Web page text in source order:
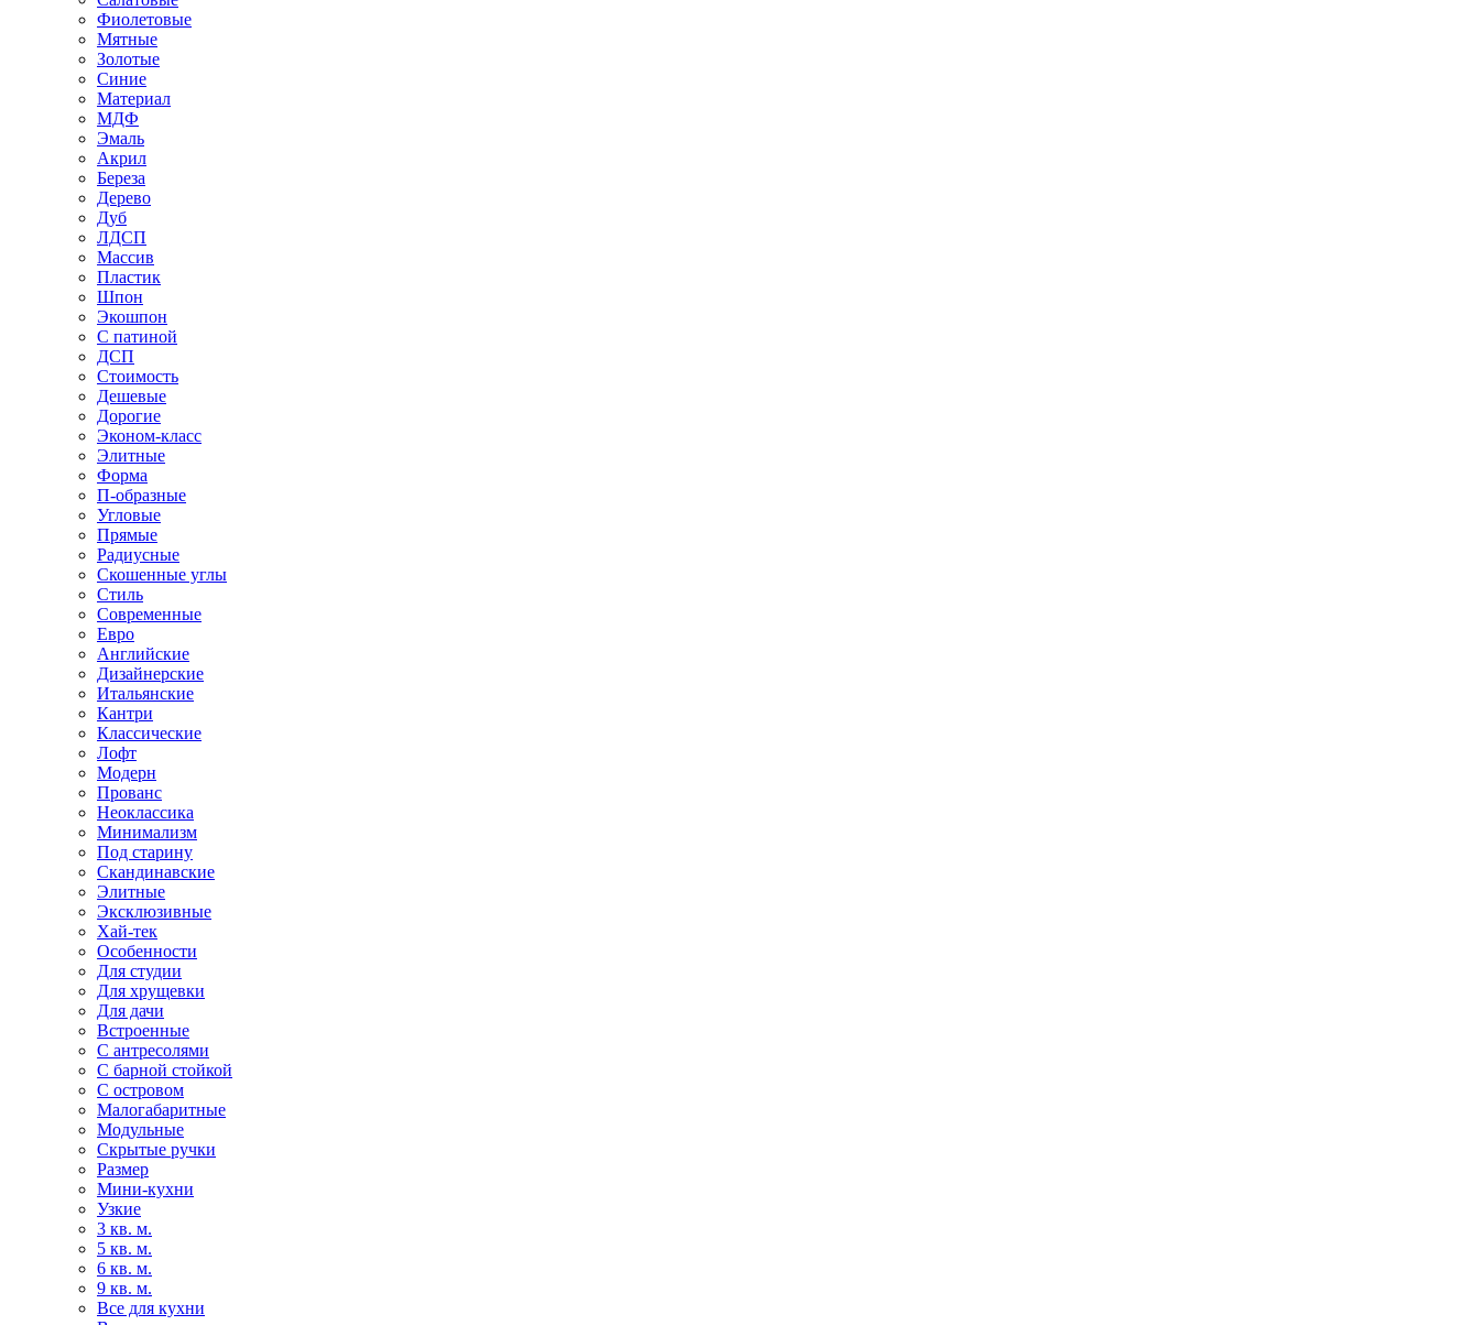
Фиолетовые
Мятные
Золотые
Синие
Материал
МДФ
Эмаль
Акрил
Береза
Дерево
Дуб
ЛДСП
Массив
Пластик
Шпон
Экошпон
С патиной
ДСП
Стоимость
Дешевые
Дорогие
Эконом-класс
Элитные
Форма
П-образные
Угловые
Прямые
Радиусные
Скошенные углы
Стиль
Современные
Евро
Английские
Дизайнерские
Итальянские
Кантри
Классические
Лофт
Модерн
Прованс
Неоклассика
Минимализм
Под старину
Скандинавские
Элитные
Эксклюзивные
Хай-тек
Особенности
Для студии
Для хрущевки
Для дачи
Встроенные
С антресолями
С барной стойкой
С островом
Малогабаритные
Модульные
Скрытые ручки
Размер
Мини-кухни
Узкие
3 кв. м.
5 кв. м.
6 кв. м.
9 кв. м.
Все для кухни